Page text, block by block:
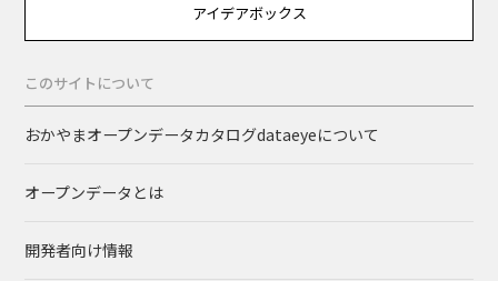
アイデアボックス
このサイトについて
おかやまオープンデータカタログdataeyeについて
オープンデータとは
開発者向け情報